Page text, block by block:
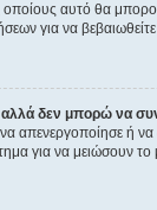
αυτό θα
για να
δεν μπορώ να
να απενεργοποίησε
για να μειώσουν